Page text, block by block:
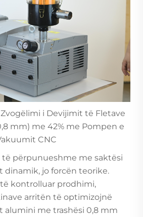
i Devijimit të Fletave
mm) me 42% me Pompen e
CNC
të përpunueshme me saktësi
dinamik, jo forcën teorike.
kontrolluar prodhimi,
arritën të optimizojnë
alumini me trashësi 0,8 mm